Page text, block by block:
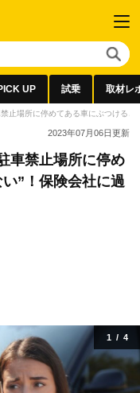
UP 試乗 取材レ
止場所に停めてある車にぶつける
2023年07月06日更新
車禁止場所に停め
”！保険会社に過
1/ 4